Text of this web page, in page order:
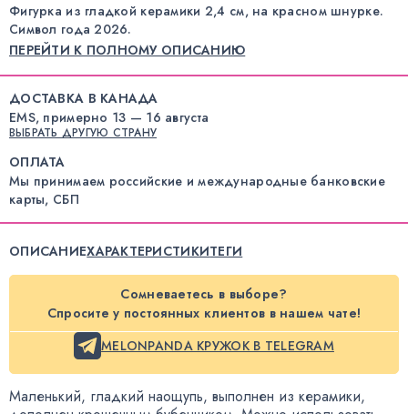
Фигурка из гладкой керамики 2,4 см, на красном шнурке.
Символ года 2026.
ПЕРЕЙТИ К ПОЛНОМУ ОПИСАНИЮ
ДОСТАВКА В КАНАДА
EMS, примерно 13 — 16 августа
ВЫБРАТЬ ДРУГУЮ СТРАНУ
ОПЛАТА
Мы принимаем российские и международные банковские
карты, СБП
ОПИСАНИЕХАРАКТЕРИСТИКИТЕГИ
Сомневаетесь в выборе?
Спросите у постоянных клиентов в нашем чате!
MELONPANDA КРУЖОК В TELEGRAM
Маленький, гладкий наощупь, выполнен из керамики,